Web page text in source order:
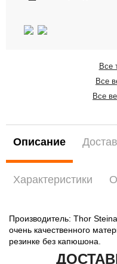
Все
Все
Все
Описание
Характеристики
Производитель: Thor
очень качественного
резинке без капюшона.